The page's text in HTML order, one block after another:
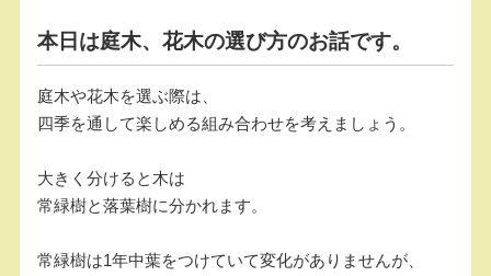
b
o
o
k
a
本日は庭木、花木の選び方のお話です。
庭木や花木を選ぶ際は、
四季を通して楽しめる組み合わせを考えましょう。
大きく分けると木は
常緑樹と落葉樹に分かれます。
常緑樹は1年中葉をつけていて変化がありませんが、